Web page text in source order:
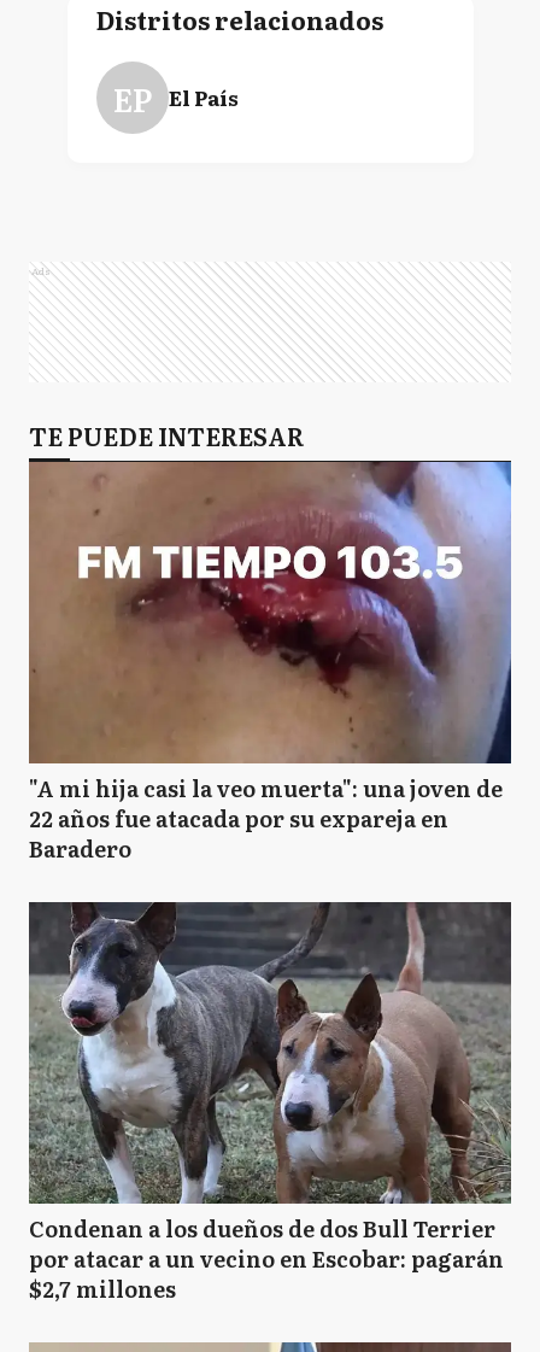
Distritos relacionados
EP El País
Ads
TE PUEDE INTERESAR
"A mi hija casi la veo muerta": una joven de
22 años fue atacada por su expareja en
Baradero
Condenan a los dueños de dos Bull Terrier
por atacar a un vecino en Escobar: pagarán
$2,7 millones